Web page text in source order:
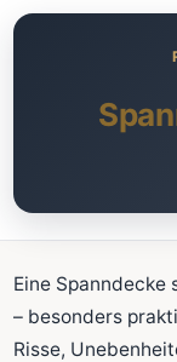
Was
FLÄCHE (M²)
Eine
– besonders
Risse,